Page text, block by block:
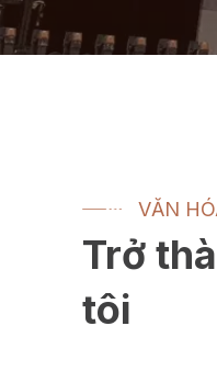
VĂN
Trở
tôi